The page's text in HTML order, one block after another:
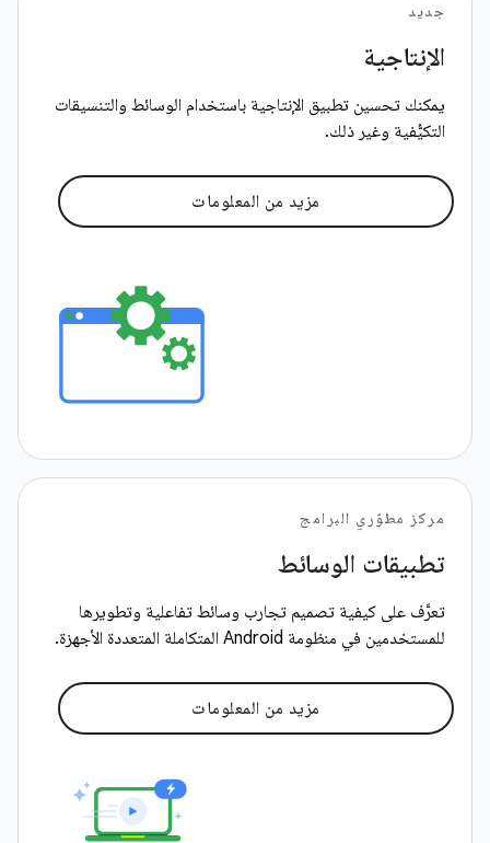
جدید
الإنتاجية
يمكنك تحسين تطبيق الإنتاجية باستخدام الوسائط والتنسيقات
التكيُّفية وغير ذلك.
مزيد من المعلومات
مركز مطوّري البرامج
تطبيقات الوسائط
تعرَّف على كيفية تصميم تجارب وسائط تفاعلية وتطويرها
للمستخدمين في منظومة Android المتكاملة المتعددة الأجهزة.
مزيد من المعلومات